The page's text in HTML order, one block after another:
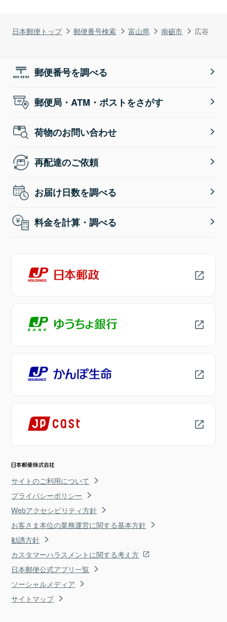
日本郵便トップ 郵便番号検索 富山県 南砺市 広谷
郵便番号を調べる
郵便局・ATM・ポストをさがす
荷物のお問い合わせ
再配達のご依頼
お届け日数を調べる
料金を計算・調べる
サイトのご利用について
プライバシーポリシー
Webアクセシビリティ方針
お客さま本位の業務運営に関する基本方針
勧誘方針
カスタマーハラスメントに関する考え方
日本郵便公式アプリ一覧
ソーシャルメディア
サイトマップ